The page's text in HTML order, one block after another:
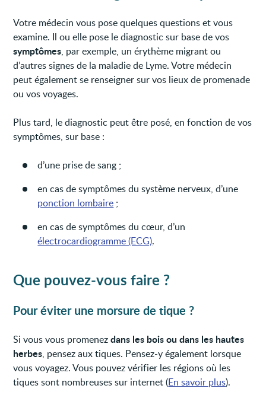
Votre médecin vous pose quelques questions et vous
examine. Il ou elle pose le diagnostic sur base de vos
symptômes, par exemple, un érythème migrant ou
d’autres signes de la maladie de Lyme. Votre médecin
peut également se renseigner sur vos lieux de promenade
ou vos voyages.
Plus tard, le diagnostic peut être posé, en fonction de vos
symptômes, sur base :
d’une prise de sang ;
en cas de symptômes du système nerveux, d’une
ponction lombaire ;
en cas de symptômes du cœur, d’un
électrocardiogramme (ECG).
Que pouvez-vous faire ?
Pour éviter une morsure de tique ?
Si vous vous promenezdans les bois ou dans les hautes
herbes, pensez aux tiques. Pensez-y également lorsque
vous voyagez. Vous pouvez vérifier les régions où les
tiques sont nombreuses sur internet (En savoir plus).